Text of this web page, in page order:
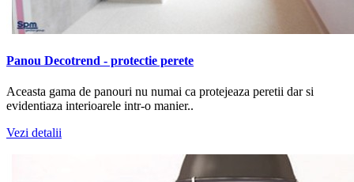
Panou Decotrend - protectie perete
Aceasta gama de panouri nu numai ca protejeaza peretii dar si
evidentiaza interioarele intr-o manier..
Vezi detalii